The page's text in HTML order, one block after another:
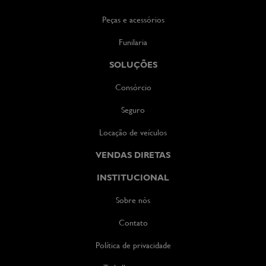
Peças e acessórios
Funilaria
SOLUÇÕES
Consórcio
Seguro
Locação de veículos
VENDAS DIRETAS
INSTITUCIONAL
Sobre nós
Contato
Política de privacidade